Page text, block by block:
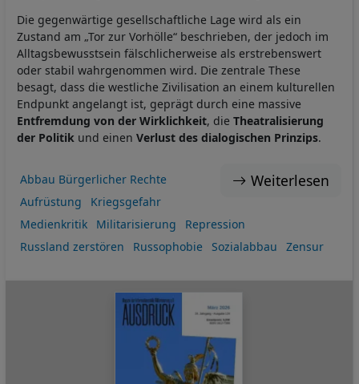
Die gegenwärtige gesellschaftliche Lage wird als ein
Zustand am „Tor zur Vorhölle“ beschrieben, der jedoch im
Alltagsbewusstsein fälschlicherweise als erstrebenswert
oder stabil wahrgenommen wird. Die zentrale These
besagt, dass die westliche Zivilisation an einem kulturellen
Endpunkt angelangt ist, geprägt durch eine massive
Entfremdung von der Wirklichkeit, die Theatralisierung
der Politik und einen Verlust des dialogischen Prinzips.
Weiterlesen
Abbau Bürgerlicher Rechte
Aufrüstung
Kriegsgefahr
Medienkritik
Militarisierung
Repression
Russland zerstören
Russophobie Sozialabbau Zensur